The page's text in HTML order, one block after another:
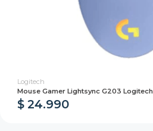
Logitech
Mouse Gamer Lightsync G203 Logitech
$ 24.990